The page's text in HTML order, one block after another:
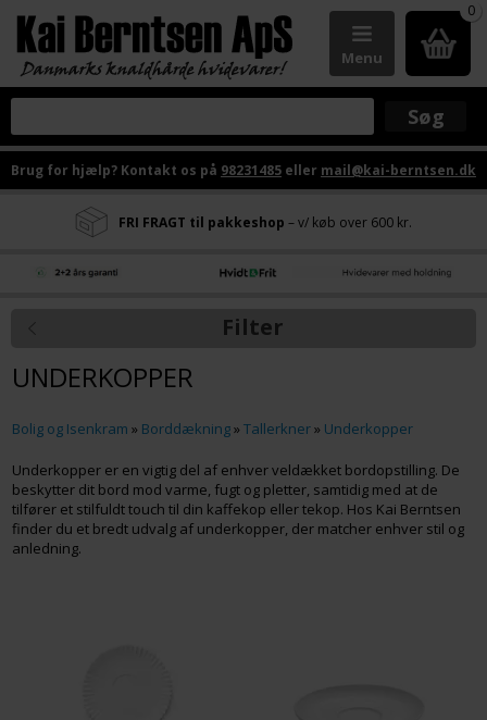
0
Menu
Brug for hjælp? Kontakt os på 98231485 eller mail@kai-berntsen.dk
FRI FRAGT til pakkeshop – v/ køb over 600 kr.
Filter
UNDERKOPPER
Bolig og Isenkram » Borddækning» Tallerkner» Underkopper
Underkopper er en vigtig del af enhver veldækket bordopstilling. De
beskytter dit bord mod varme, fugt og pletter, samtidig med at de
tilfører et stilfuldt touch til din kaffekop eller tekop. Hos Kai Berntsen
finder du et bredt udvalg af underkopper, der matcher enhver stil og
anledning.